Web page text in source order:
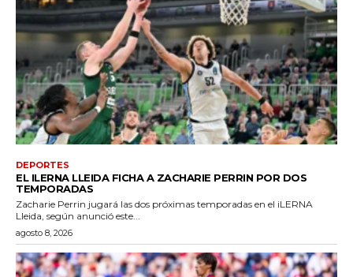
DEPORTES
EL ILERNA LLEIDA FICHA A ZACHARIE PERRIN POR DOS
TEMPORADAS
Zacharie Perrin jugará las dos próximas temporadas en el iLERNA
Lleida, según anunció este...
agosto 8, 2026